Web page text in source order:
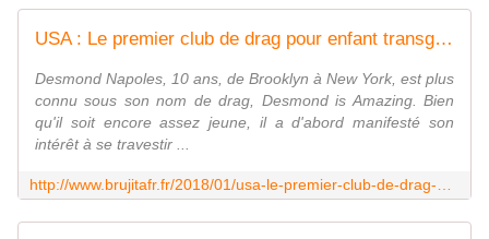
USA : Le premier club de drag pour enfant transgenre/transsexuel ouvre ses portes à New York, à l'intérieur duquel aucun adulte n'est autorisé à entrer - MOINS de BIENS PLUS de LIENS
Desmond Napoles, 10 ans, de Brooklyn à New York, est plus
connu sous son nom de drag, Desmond is Amazing. Bien
qu'il soit encore assez jeune, il a d'abord manifesté son
intérêt à se travestir ...